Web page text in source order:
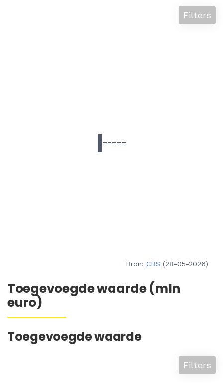
Filters
Bron: CBS (28-05-2026)
Toegevoegde waarde (mln
euro)
Toegevoegde waarde
Filters